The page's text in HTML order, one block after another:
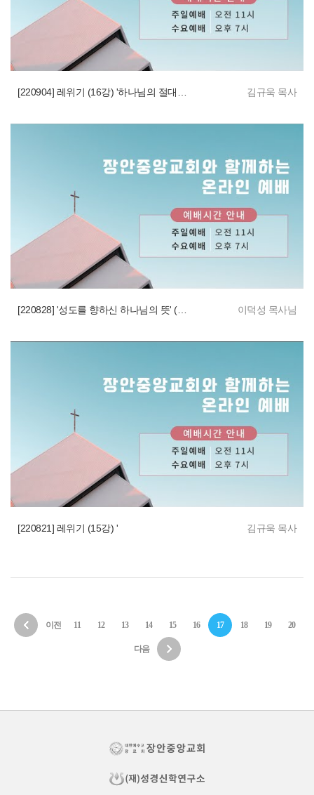
[220904] 레위기 (16강) '하나님의 절대적 속성이며 선물' 김규욱 목사
[220828] '성도를 향하신 하나님의 뜻' (살전 5:16~18) 이덕성 목사님
[220821] 레위기 (15강) ' 김규욱 목사
이전 11 12 13 14 15 16 17 18 19 20
다음